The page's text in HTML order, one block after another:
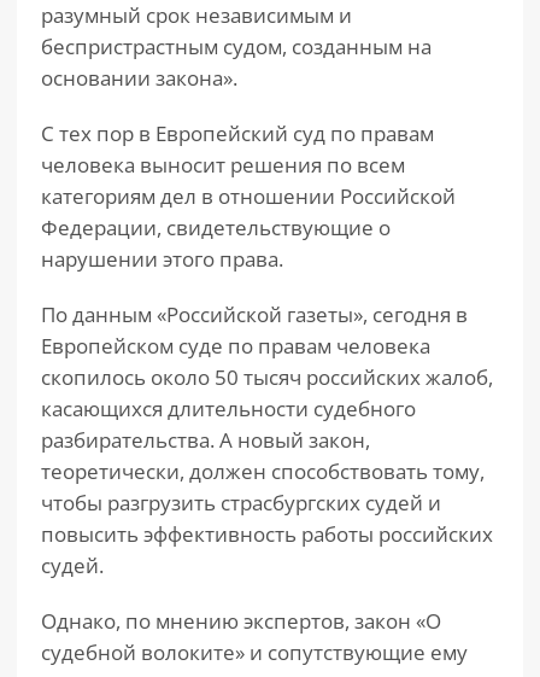
разумный срок независимым и
беспристрастным судом, созданным на
основании закона».
С тех пор в Европейский суд по правам
человека выносит решения по всем
категориям дел в отношении Российской
Федерации, свидетельствующие о
нарушении этого права.
По данным «Российской газеты», сегодня в
Европейском суде по правам человека
скопилось около 50 тысяч российских жалоб,
касающихся длительности судебного
разбирательства. А новый закон,
теоретически, должен способствовать тому,
чтобы разгрузить страсбургских судей и
повысить эффективность работы российских
судей.
Однако, по мнению экспертов, закон «О
судебной волоките» и сопутствующие ему